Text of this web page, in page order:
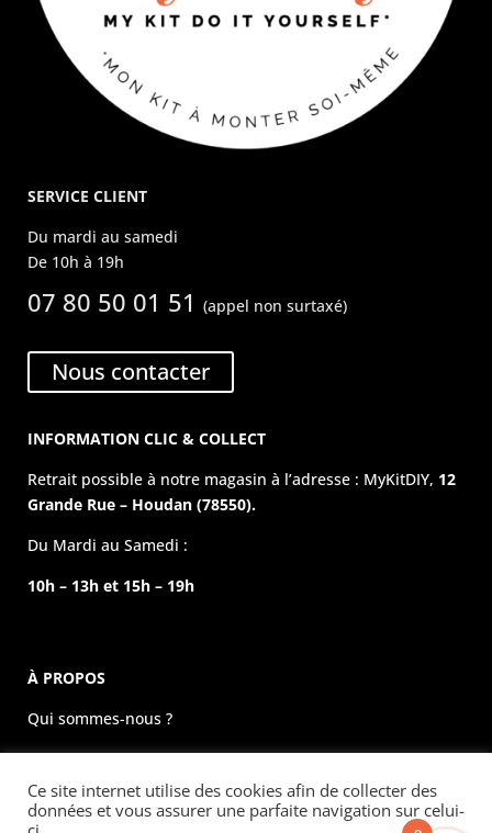
SERVICE CLIENT
Du mardi au samedi
De 10h à 19h
07 80 50 01 51(appel non surtaxé)
Nous contacter
INFORMATION CLIC & COLLECT
Retrait possible à notre magasin à l’adresse : MyKitDIY, 12
Grande Rue – Houdan (78550).
Du Mardi au Samedi :
10h – 13h et 15h – 19h
À PROPOS
Qui sommes-nous ?
La boutique physique
Évènements
Ce site internet utilise des cookies afin de collecter des
données et vous assurer une parfaite navigation sur celui-